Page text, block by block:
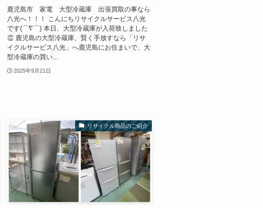
鹿児島市 家電 大型冷蔵庫 出張買取の事なら
八光へ！！！ こんにちリサイクルサービス八光
です(⌒∇⌒) 本日、大型冷蔵庫が入荷致しました
👏 鹿児島の大型冷蔵庫、賢く手放すなら「リサ
イクルサービス八光」へ鹿児島にお住まいで、大
型冷蔵庫の買い...
2025年9月21日
リサイクル商品のご紹介